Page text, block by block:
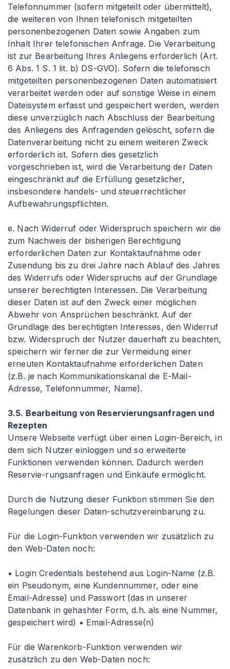
Telefonnummer (sofern mitgeteilt oder übermittelt),
die weiteren von Ihnen telefonisch mitgeteilten
personenbezogenen Daten sowie Angaben zum
Inhalt Ihrer telefonischen Anfrage. Die Verarbeitung
ist zur Bearbeitung Ihres Anliegens erforderlich (Art.
6 Abs. 1 S. 1 lit. b) DS-GVO). Sofern die telefonisch
mitgeteilten personenbezogenen Daten automatisiert
verarbeitet werden oder auf sonstige Weise in einem
Dateisystem erfasst und gespeichert werden, werden
diese unverzüglich nach Abschluss der Bearbeitung
des Anliegens des Anfragenden gelöscht, sofern die
Datenverarbeitung nicht zu einem weiteren Zweck
erforderlich ist. Sofern dies gesetzlich
vorgeschrieben ist, wird die Verarbeitung der Daten
eingeschränkt auf die Erfüllung gesetzlicher,
insbesondere handels- und steuerrechtlicher
Aufbewahrungspflichten.
e. Nach Widerruf oder Widerspruch speichern wir die
zum Nachweis der bisherigen Berechtigung
erforderlichen Daten zur Kontaktaufnahme oder
Zusendung bis zu drei Jahre nach Ablauf des Jahres
des Widerrufs oder Widerspruchs auf der Grundlage
unserer berechtigten Interessen. Die Verarbeitung
dieser Daten ist auf den Zweck einer möglichen
Abwehr von Ansprüchen beschränkt. Auf der
Grundlage des berechtigten Interesses, den Widerruf
bzw. Widerspruch der Nutzer dauerhaft zu beachten,
speichern wir ferner die zur Vermeidung einer
erneuten Kontaktaufnahme erforderlichen Daten
(z.B. je nach Kommunikationskanal die E-Mail-
Adresse, Telefonnummer, Name).
3.5. Bearbeitung von Reservierungsanfragen und
Rezepten
Unsere Webseite verfügt über einen Login-Bereich, in
dem sich Nutzer einloggen und so erweiterte
Funktionen verwenden können. Dadurch werden
Reservie-rungsanfragen und Einkäufe ermöglicht.
Durch die Nutzung dieser Funktion stimmen Sie den
Regelungen dieser Daten-schutzvereinbarung zu.
Für die Login-Funktion verwenden wir zusätzlich zu
den Web-Daten noch:
• Login Credentials bestehend aus Login-Name (z.B.
ein Pseudonym, eine Kundennummer, oder eine
Email-Adresse) und Passwort (das in unserer
Datenbank in gehashter Form, d.h. als eine Nummer,
gespeichert wird) • Email-Adresse(n)
Für die Warenkorb-Funktion verwenden wir
zusätzlich zu den Web-Daten noch: